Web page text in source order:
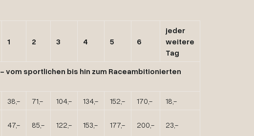
- vom sportlichen bis hin zum Raceambitionierten
38,- 71,- 104,- 134,- 152,- 170,-
18,-
47,- 85,- 122,- 153,- 177,- 200,- 23,-
1 2 3 4 5 6
jeder
weitere
Tag